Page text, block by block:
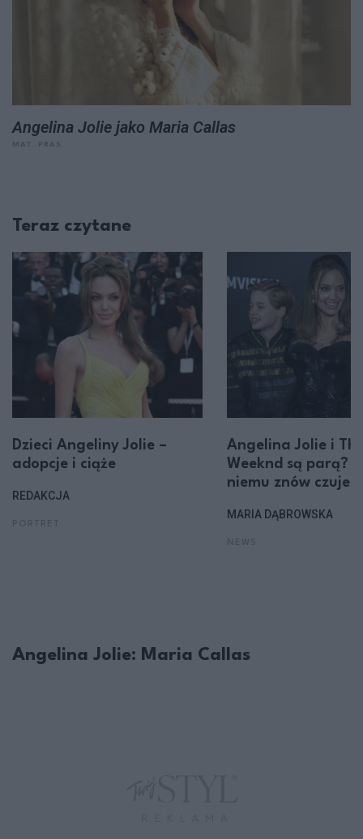
Angelina Jolie jako Maria Callas
Teraz czytane
Dzieci Angeliny Jolie –
adopcje i ciąże
REDAKCJA
Angelina Jolie i
Weeknd są parą?
niemu znów czuje,
MARIA DĄBROWSKA
Angelina Jolie: Maria Callas